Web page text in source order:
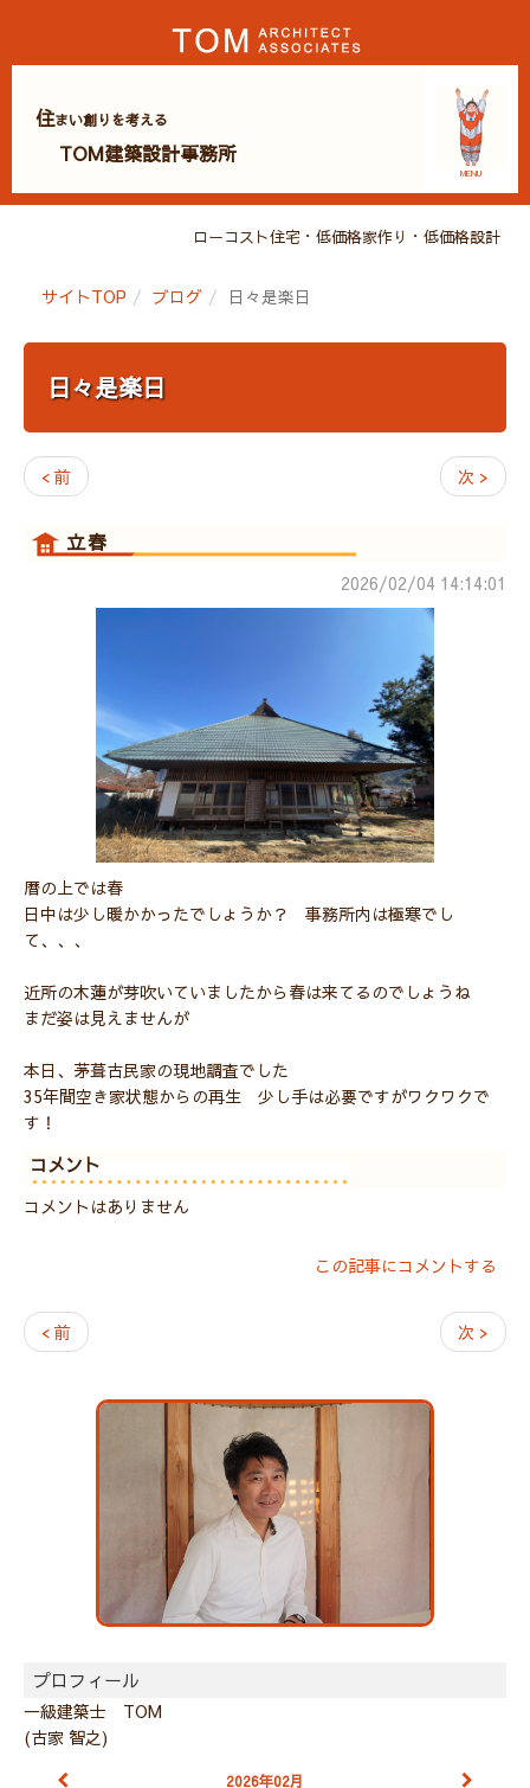
MENU
住まい創りを考える
TOM建築設計事務所
ローコスト住宅・低価格家作り・低価格設
サイトTOP ブログ 日々是楽日
日々是楽日
< 前 次 >
立春
2026/02/04 14:14:01
暦の上では春
日中は少し暖かかったでしょうか？ 事務所内は極寒でし
て、、、
近所の木蓮が芽吹いていましたから春は来てるのでしょうね
まだ姿は見えませんが
本日、茅葺古民家の現地調査でした
35年間空き家状態からの再生 少し手は必要ですがワクワクで
す！
コメント
コメントはありません
この記事にコメントする
< 前 次 >
プロフィール
一級建築士 TOM
(古家 智之)
2026年02月